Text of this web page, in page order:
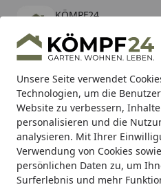
Unsere Seite verwendet
Technologien, um die
Website zu verbessern,
personalisieren und die
analysieren. Mit Ihrer
Verwendung von Cookies
persönlichen Daten zu, um
Surferlebnis und mehr
KÖMPF24
kostenlos - Im App Store
Alle Produkte
Mein Konto
Suchen
Karibu Pools inkl. gratis
Starterset